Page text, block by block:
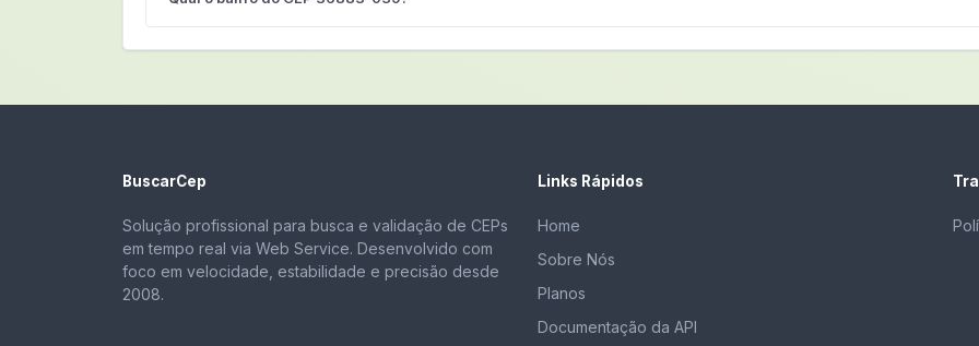
BuscarCep
Solução profissional para busca e validação de CEPs
em tempo real via Web Service. Desenvolvido com
foco em velocidade, estabilidade e precisão desde
2008.
Links Rápidos
Home
Sobre Nós
Planos
Documentação da API